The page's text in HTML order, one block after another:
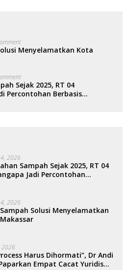
Menyelamatkan Kota
Sejak 2025, RT 04
Percontohan Berbasis
2026
Sampah Sejak 2025, RT 04
Jadi Percontohan
2026
Solusi Menyelamatkan
2026
Harus Dihormati”, Dr Andi
Empat Cacat Yuridis